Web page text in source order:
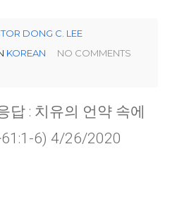
DONG C. LEE
KOREAN NO COMMENTS
답 : 치유의 언약 속에
6) 4/26/2020